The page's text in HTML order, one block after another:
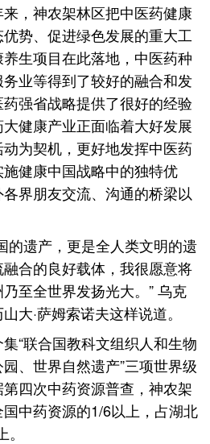
，神农架林区把中医药健康
势、促进绿色发展的重大工
生项目在此落地，中医药种
业等得到了较好的融合和发
强省战略提供了很好的经验
健康产业正面临着大好发展
为契机，更好地发挥中医药
健康中国战略中的独特优
界朋友交流、沟通的桥梁以
的遗产，更是全人类文明的遗
合的良好载体，我很愿意将
至全世界发扬光大。” 乌克
大·萨姆索诺夫这样说道。
“联合国教科文组织人和生物
、世界自然遗产”三项世界级
四次中药资源普查，神农架
中药资源的1/6以上，占湖北